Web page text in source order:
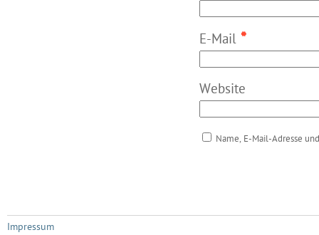
E-Mail *
Website
Name, E-Mail-Adresse
Impressum